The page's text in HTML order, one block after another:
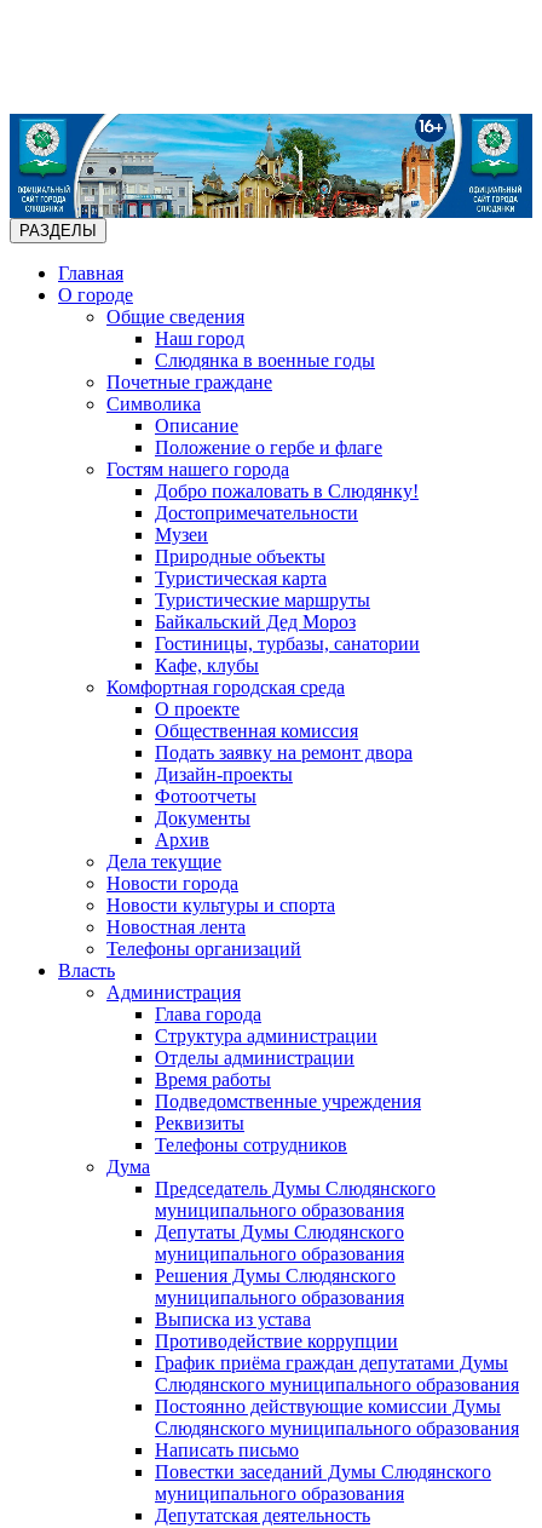
РАЗДЕЛЫ
Главная
О городе
Общие сведения
Наш город
Слюдянка в военные годы
Почетные граждане
Символика
Описание
Положение о гербе и флаге
Гостям нашего города
Добро пожаловать в Слюдянку!
Достопримечательности
Музеи
Природные объекты
Туристическая карта
Туристические маршруты
Байкальский Дед Мороз
Гостиницы, турбазы, санатории
Кафе, клубы
Комфортная городская среда
О проекте
Общественная комиссия
Подать заявку на ремонт двора
Дизайн-проекты
Фотоотчеты
Документы
Архив
Дела текущие
Новости города
Новости культуры и спорта
Новостная лента
Телефоны организаций
Власть
Администрация
Глава города
Структура администрации
Отделы администрации
Время работы
Подведомственные учреждения
Реквизиты
Телефоны сотрудников
Дума
Председатель Думы Слюдянского
муниципального образования
Депутаты Думы Слюдянского
муниципального образования
Решения Думы Слюдянского
муниципального образования
Выписка из устава
Противодействие коррупции
График приёма граждан депутатами Думы
Слюдянского муниципального образования
Постоянно действующие комиссии Думы
Слюдянского муниципального образования
Написать письмо
Повестки заседаний Думы Слюдянского
муниципального образования
Депутатская деятельность